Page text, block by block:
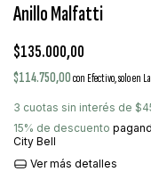
Anillo Malfatti
$135.000,00
$114.750,00con Efectivo, solo en
3 cuotas sin interés de
15% de descuento
City Bell
Ver más detalles